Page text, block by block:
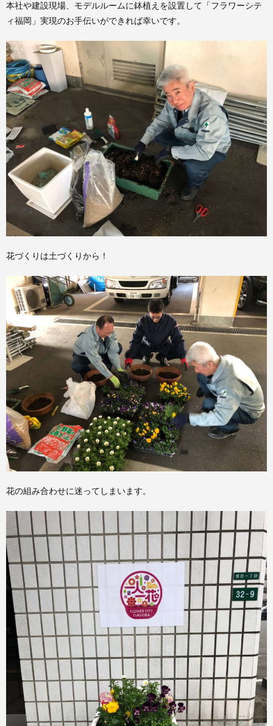
本社や建設現場、モデルルームに鉢植えを設置して「フラワーシテ
ィ福岡」実現のお手伝いができれば幸いです。
花づくりは土づくりから！
花の組み合わせに迷ってしまいます。